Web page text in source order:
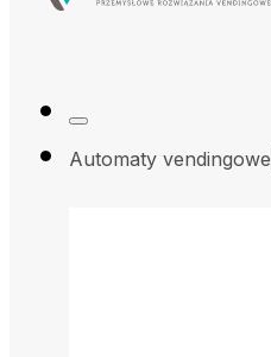
Automaty vendingowe